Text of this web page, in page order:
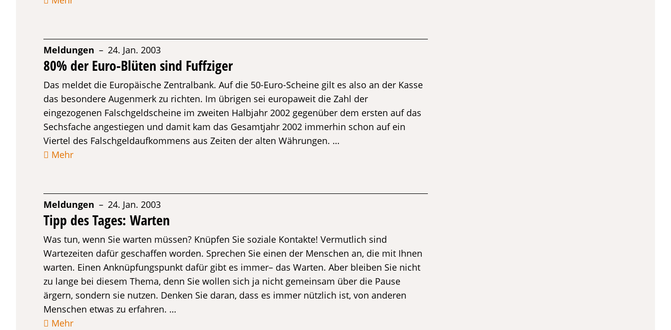
Meldungen – 24. Jan. 2003
80% der Euro-Blüten sind Fuffziger
Das meldet die Europäische Zentralbank. Auf die 50-Euro-Scheine gilt es also an der Kasse
das besondere Augenmerk zu richten. Im übrigen sei europaweit die Zahl der
eingezogenen Falschgeldscheine im zweiten Halbjahr 2002 gegenüber dem ersten auf das
Sechsfache angestiegen und damit kam das Gesamtjahr 2002 immerhin schon auf ein
Viertel des Falschgeldaufkommens aus Zeiten der alten Währungen. …
Mehr
Meldungen – 24. Jan. 2003
Tipp des Tages: Warten
Was tun, wenn Sie warten müssen? Knüpfen Sie soziale Kontakte! Vermutlich sind
Wartezeiten dafür geschaffen worden. Sprechen Sie einen der Menschen an, die mit Ihnen
warten. Einen Anknüpfungspunkt dafür gibt es immer– das Warten. Aber bleiben Sie nicht
zu lange bei diesem Thema, denn Sie wollen sich ja nicht gemeinsam über die Pause
ärgern, sondern sie nutzen. Denken Sie daran, dass es immer nützlich ist, von anderen
Menschen etwas zu erfahren. …
Mehr